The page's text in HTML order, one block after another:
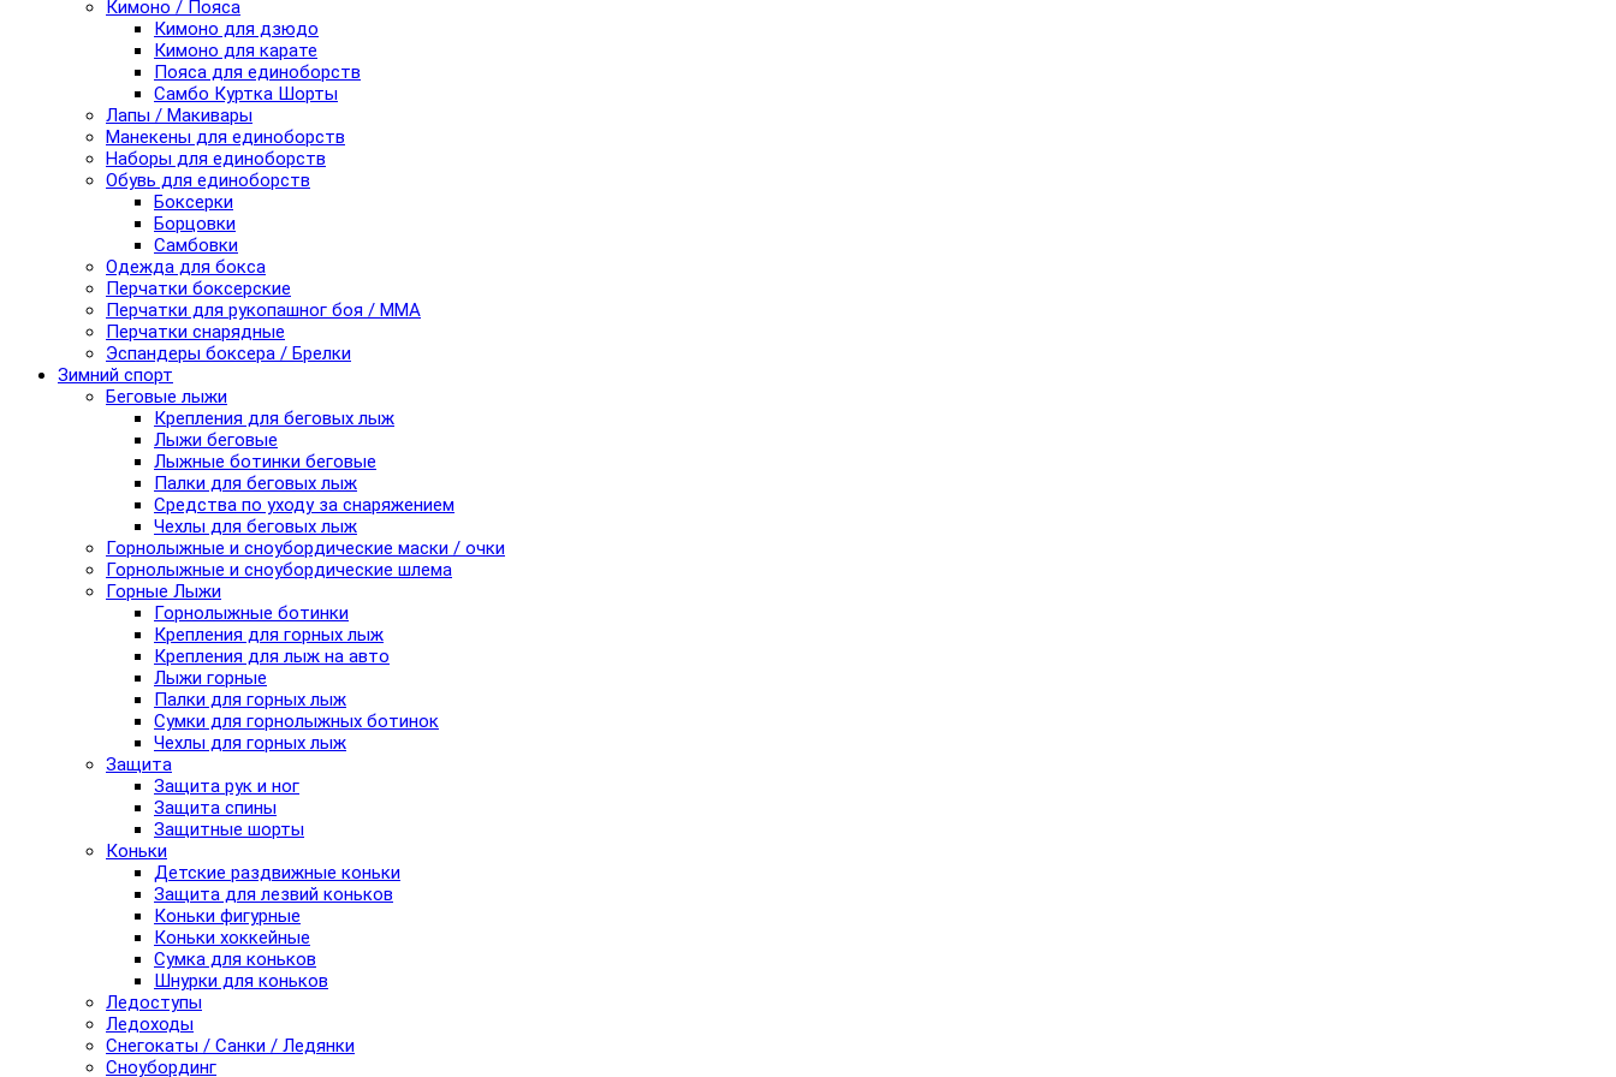
Кимоно / Пояса
Кимоно для дзюдо
Кимоно для карате
Пояса для единоборств
Самбо Куртка Шорты
Лапы / Макивары
Манекены для единоборств
Наборы для единоборств
Обувь для единоборств
Боксерки
Борцовки
Самбовки
Одежда для бокса
Перчатки боксерские
Перчатки для рукопашног боя / ММА
Перчатки снарядные
Эспандеры боксера / Брелки
Зимний спорт
Беговые лыжи
Крепления для беговых лыж
Лыжи беговые
Лыжные ботинки беговые
Палки для беговых лыж
Средства по уходу за снаряжением
Чехлы для беговых лыж
Горнолыжные и сноубордические маски / очки
Горнолыжные и сноубордические шлема
Горные Лыжи
Горнолыжные ботинки
Крепления для горных лыж
Крепления для лыж на авто
Лыжи горные
Палки для горных лыж
Сумки для горнолыжных ботинок
Чехлы для горных лыж
Защита
Защита рук и ног
Защита спины
Защитные шорты
Коньки
Детские раздвижные коньки
Защита для лезвий коньков
Коньки фигурные
Коньки хоккейные
Сумка для коньков
Шнурки для коньков
Ледоступы
Ледоходы
Снегокаты / Санки / Ледянки
Сноубординг